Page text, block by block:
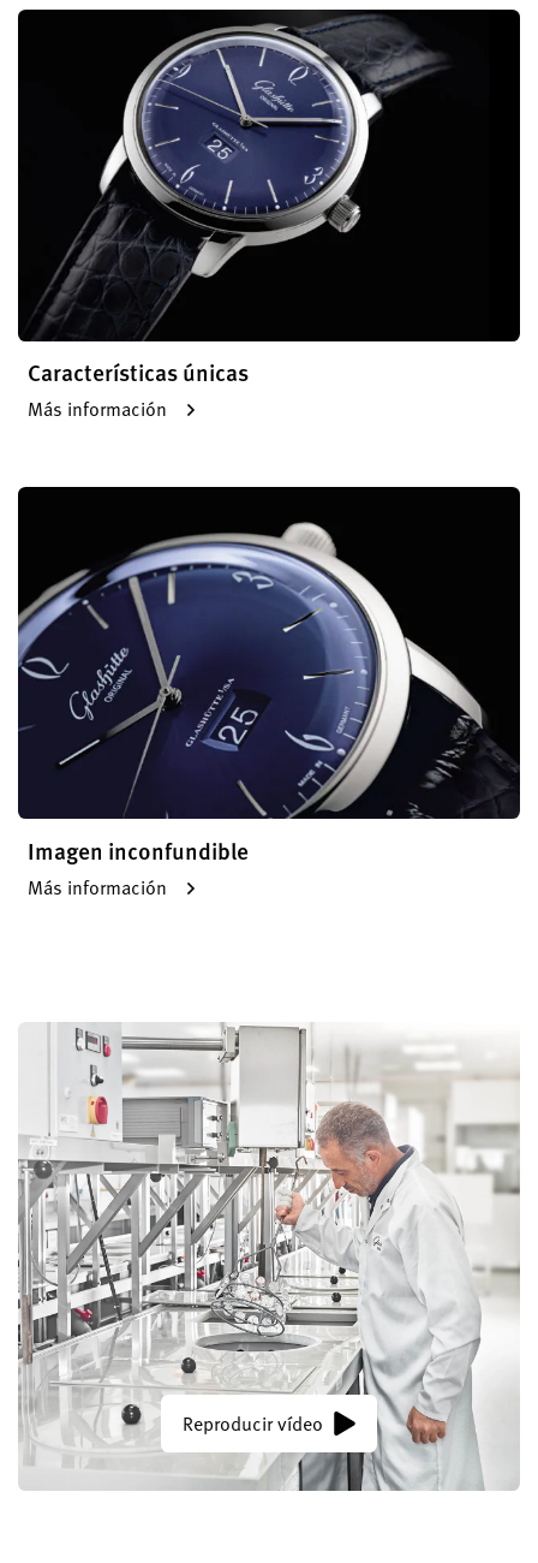
Características únicas
Más información
Imagen inconfundible
Más información
Reproducir vídeo